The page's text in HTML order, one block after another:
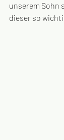
unserem Sohn
dieser so